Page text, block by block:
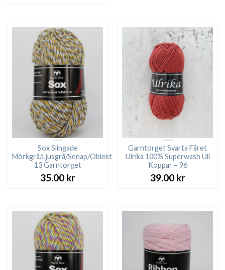
Sox Slingade
Mörkgrå/Ljusgrå/Senap/Oblekt
13 Garntorget
35.00 kr
Garntorget Svarta Fåret
Ulrika 100% Superwash Ull
Koppar – 96
39.00 kr